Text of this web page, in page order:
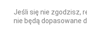
Jeśli się nie zgodzisz,
nie będą dopasowane
E-mail: